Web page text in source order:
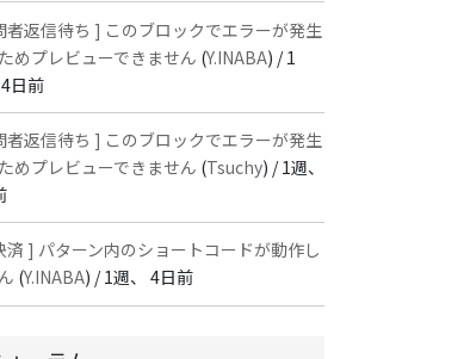
者返信待ち ] このブロックでエラーが発生
めプレビューできません (Y.INABA) /1
日前
者返信待ち ] このブロックでエラーが発生
めプレビューできません (Tsuchy) /1週、
済 ] パターン内のショートコードが動作し
(Y.INABA) /1週、 4日前